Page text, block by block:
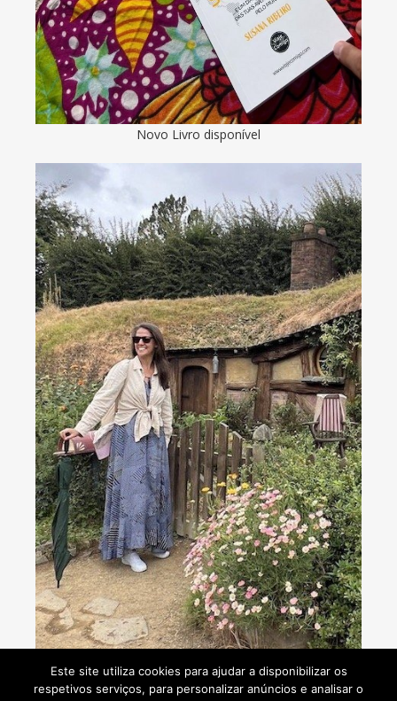
Novo Livro disponível
Consultoria de viagens - Agente de Viagens
Este site utiliza cookies para ajudar a disponibilizar os
respetivos serviços, para personalizar anúncios e analisar o